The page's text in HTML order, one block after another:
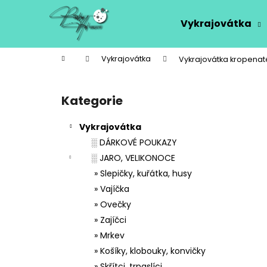
Vykrajovátka
Domů Vykrajovátka Vykrajovátka
Přeskočit
kategorie
Kategorie
Vykrajovátka
░ DÁRKOVÉ POUKAZY
░ JARO, VELIKONOCE
» Slepičky, kuřátka, husy
» Vajíčka
» Ovečky
» Zajíčci
» Mrkev
» Košíky, klobouky, konvičky
í
Zpět
do
Zpět
do